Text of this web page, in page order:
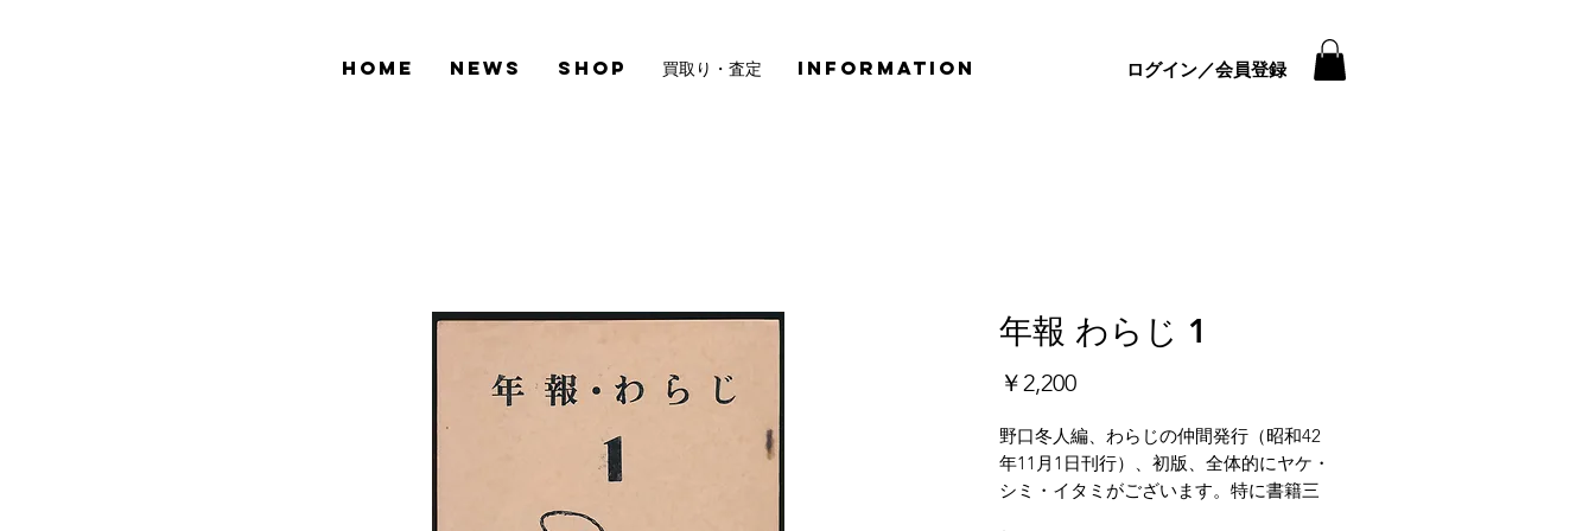
HOME NEWS SHOP 買取り・査定 INFORMATION ログイン／会員登録
年報 わらじ 1
￥2,200価
野口冬人編、わらじの仲間発行（昭和42
年11月1日刊行）、初版、全体的にヤケ・
シミ・イタミがございます。特に書籍三